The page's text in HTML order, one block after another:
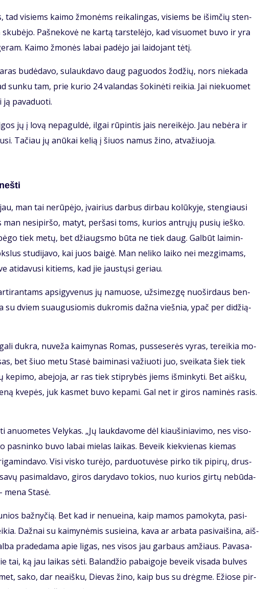
tad vi­siems kai­mo žmo­nėms rei­ka­lin­gas, vi­siems be iš­im­čių sten­
Pa­šne­ko­vė ne kar­tą tars­te­lė­jo, kad vi­suo­met bu­vo ir yra
Kai­mo žmo­nės la­bai pa­dė­jo jai lai­do­jant tė­tį.
bu­dė­da­vo, su­lauk­da­vo daug pa­guo­dos žo­džių, nors nie­ka­da
sun­ku tam, prie ku­rio 24 va­lan­das šo­ki­nė­ti rei­kia. Jai nie­kuo­met
ją pa­va­duo­ti.
jų į lo­vą ne­pa­gul­dė, il­gai rū­pin­tis jais ne­rei­kė­jo. Jau ne­bė­ra ir
Ta­čiau jų anū­kai ke­lią į šiuos na­mus ži­no, at­va­žiuo­ja.
man tai ne­rū­pė­jo, įvai­rius dar­bus dir­bau ko­lū­ky­je, sten­giau­si
man ne­si­pir­šo, ma­tyt, per­ša­si toms, ku­rios ant­rų­jų pu­sių ieš­ko.
tiek me­tų, bet džiaugs­mo bū­ta ne tiek daug. Gal­būt lai­min­
stu­di­ja­vo, kai juos bai­gė. Man ne­li­ko lai­ko nei mez­gi­mams,
ati­da­vu­si ki­tiems, kad jie jaus­tų­si ge­riau.
ap­si­gy­ve­nus jų na­muo­se, už­si­mez­gę nuo­šir­daus ben­
su dviem su­au­gu­sio­mis duk­ro­mis daž­na vieš­nia, ypač per di­dži­ą­
duk­ra, nu­ve­ža kai­my­nas Ro­mas, pus­se­se­rės vy­ras, te­rei­kia mo­
bet šiuo me­tu Sta­sė bai­mi­na­si va­žiuo­ti juo, svei­ka­ta šiek tiek
abe­jo­ja, ar ras tiek stip­ry­bės jiems iš­min­ky­ti. Bet aiš­ku,
kve­pės, juk kas­met bu­vo ke­pa­mi. Gal net ir gi­ros na­mi­nės ra­sis.
Ve­ly­kas. „Jų lauk­da­vo­me dėl kiau­ši­nia­vi­mo, nes vi­so­
pas­nin­ko bu­vo la­bai mie­las lai­kas. Be­veik kiek­vie­nas kie­mas
Vi­si vis­ko tu­rė­jo, par­duo­tu­vė­se pir­ko tik pi­pi­rų, drus­
pa­si­mal­da­vo, gi­ros da­ry­da­vo to­kios, nuo ku­rios gir­tų ne­bū­da­
me­na Sta­sė.
baž­ny­čią. Bet kad ir ne­nu­ei­na, kaip ma­mos pa­mo­ky­ta, pa­si­
Daž­nai su kai­my­nė­mis su­si­ei­na, ka­va ar ar­ba­ta pa­si­vai­ši­na, aiš­
pra­de­da­ma apie li­gas, nes vi­sos jau gar­baus am­žiaus. Pa­va­sa­
tai, ką jau lai­kas sė­ti. Ba­lan­džio pa­bai­go­je be­veik vi­sa­da bul­ves
sa­ko, dar ne­aiš­ku, Die­vas ži­no, kaip bus su drėg­me. Ežio­se pir­